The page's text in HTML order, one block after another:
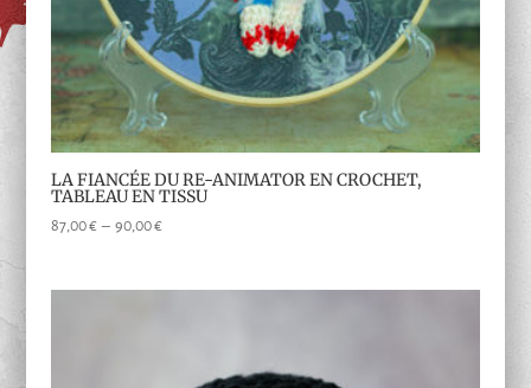
LA FIANCÉE DU RE-ANIMATOR EN CROCHET,
TABLEAU EN TISSU
87,00€ – 90,00€Plage